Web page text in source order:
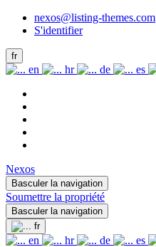
nexos@listing-themes.com
S'identifier
fr
en hr de es
Nexos
Basculer la navigation
Soumettre la propriété
Basculer la navigation
fr
en hr de es